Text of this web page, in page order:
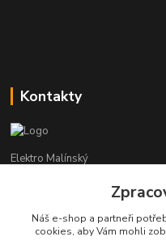
Kontakty
Elektro Malínský
+420 608 255 160
(Po-Čt - 8:30-16:00, Pá - 8:30-
Náš e-shop a partneři
cookies, aby Vám mohli